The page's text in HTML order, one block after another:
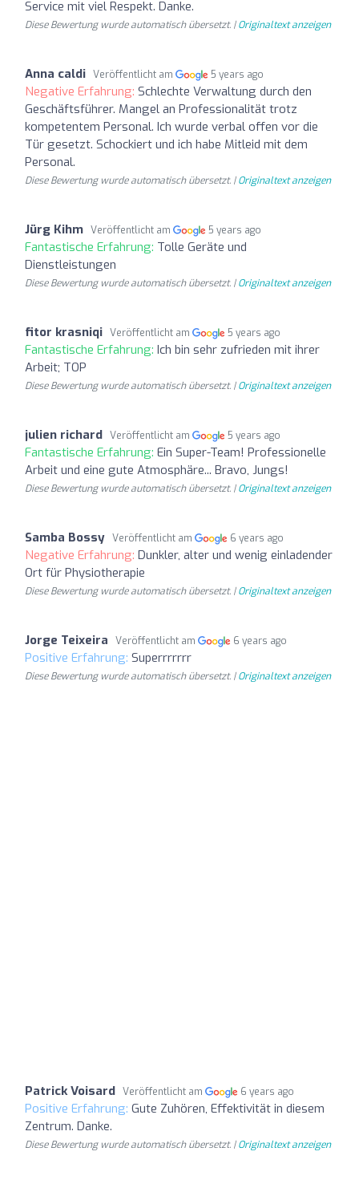
Service mit viel Respekt. Danke.
Diese Bewertung wurde automatisch übersetzt. |Originaltext anzeigen
Anna caldi Veröffentlicht am 5 years ago
Negative Erfahrung: Schlechte Verwaltung durch den
Geschäftsführer. Mangel an Professionalität trotz
kompetentem Personal. Ich wurde verbal offen vor die
Tür gesetzt. Schockiert und ich habe Mitleid mit dem
Personal.
Diese Bewertung wurde automatisch übersetzt. |Originaltext anzeigen
Jürg Kihm Veröffentlicht am 5 years ago
Fantastische Erfahrung: Tolle Geräte und
Dienstleistungen
Diese Bewertung wurde automatisch übersetzt. |Originaltext anzeigen
fitor krasniqi Veröffentlicht am 5 years ago
Fantastische Erfahrung: Ich bin sehr zufrieden mit ihrer
Arbeit; TOP
Diese Bewertung wurde automatisch übersetzt. |Originaltext anzeigen
julien richard Veröffentlicht am 5 years ago
Fantastische Erfahrung: Ein Super-Team! Professionelle
Arbeit und eine gute Atmosphäre... Bravo, Jungs!
Diese Bewertung wurde automatisch übersetzt. |Originaltext anzeigen
Samba Bossy Veröffentlicht am 6 years ago
Negative Erfahrung: Dunkler, alter und wenig einladender
Ort für Physiotherapie
Diese Bewertung wurde automatisch übersetzt. |Originaltext anzeigen
Jorge Teixeira Veröffentlicht am 6 years ago
Positive Erfahrung: Superrrrrrr
Diese Bewertung wurde automatisch übersetzt. |Originaltext anzeigen
Patrick Voisard Veröffentlicht am 6 years ago
Positive Erfahrung: Gute Zuhören, Effektivität in diesem
Zentrum. Danke.
Diese Bewertung wurde automatisch übersetzt. |Originaltext anzeigen